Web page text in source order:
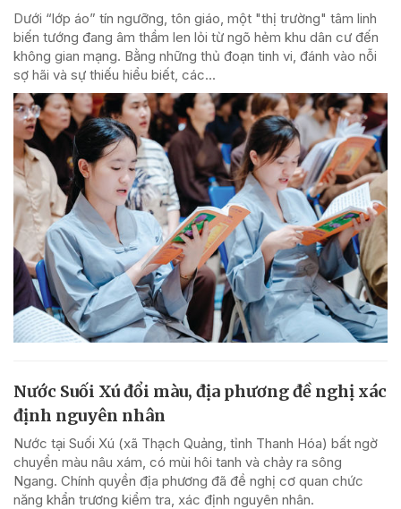
Dưới “lớp áo” tín ngưỡng, tôn giáo, một "thị trường" tâm linh
biến tướng đang âm thầm len lỏi từ ngõ hẻm khu dân cư đến
không gian mạng. Bằng những thủ đoạn tinh vi, đánh vào nỗi
sợ hãi và sự thiếu hiểu biết, các...
Nước Suối Xú đổi màu, địa phương đề nghị xác
định nguyên nhân
Nước tại Suối Xú (xã Thạch Quảng, tỉnh Thanh Hóa) bất ngờ
chuyển màu nâu xám, có mùi hôi tanh và chảy ra sông
Ngang. Chính quyền địa phương đã đề nghị cơ quan chức
năng khẩn trương kiểm tra, xác định nguyên nhân.